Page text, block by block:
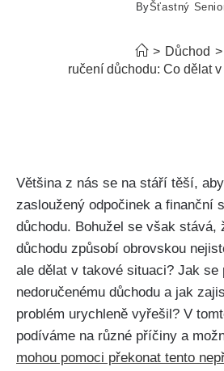
ByŠťastný
> Důchod >
Nedoručení důchodu: Co dělat v
Většina z nás se na stáří těší,
zasloužený odpočinek a finanční
důchodu. Bohužel se však stává,
důchodu způsobí obrovskou
ale dělat v takové situaci? Jak se
nedoručenému důchodu a jak
problém urychleně vyřešil? V
podíváme na různé příčiny a
mohou pomoci překonat tento